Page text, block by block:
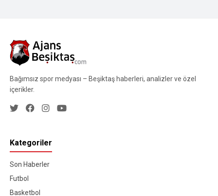
Bağımsız spor medyası – Beşiktaş haberleri, analizler ve özel
içerikler.
Kategoriler
Son Haberler
Futbol
Basketbol